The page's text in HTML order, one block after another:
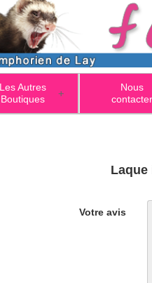
+
Les Autres
Boutiques
Nous
contacter
Laque
Votre avis